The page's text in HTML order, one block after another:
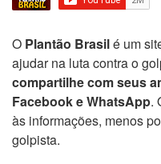
O Plantão Brasilé um
ajudar na luta contra o
compartilhe com seus
Facebook e WhatsApp.
às informações, menos
golpista.